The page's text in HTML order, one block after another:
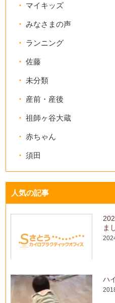
マイキッズ
みなさまの声
ランニング
佐藤
未分類
産前・産後
祖師ヶ谷大蔵
赤ちゃん
須田
人気の記事
ま
ハ